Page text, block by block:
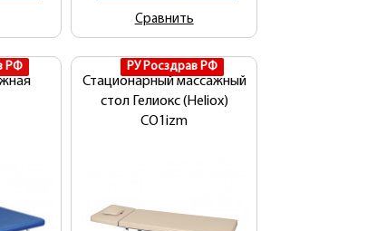
Сравнить
РФ РУ Росздрав РФ
Стационарный массажный
стол Гелиокс (Heliox)
CO1izm